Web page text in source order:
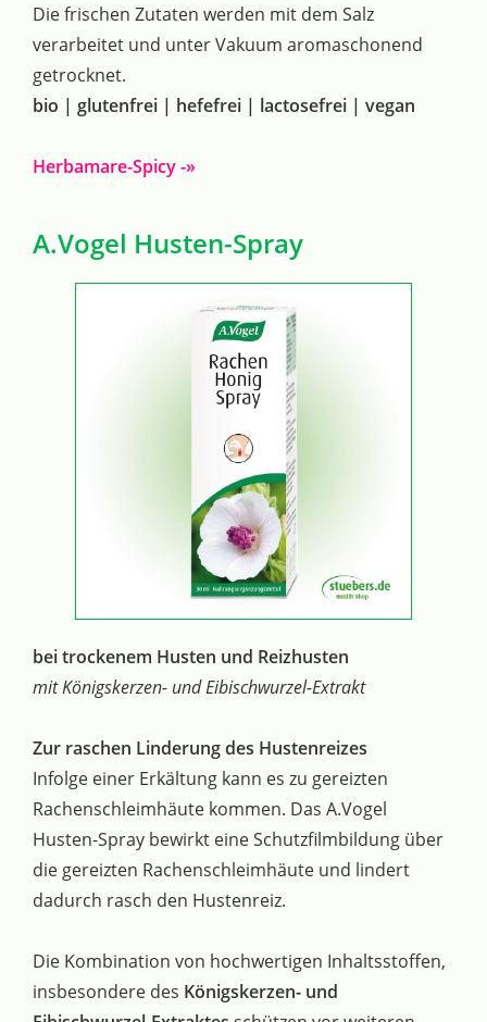
Die frischen Zutaten werden mit dem Salz
verarbeitet und unter Vakuum aromaschonend
getrocknet.
bio | glutenfrei | hefefrei | lactosefrei | vegan
Herbamare-Spicy -»
A.Vogel Husten-Spray
bei trockenem Husten und Reizhusten
mit Königskerzen- und Eibischwurzel-Extrakt
Zur raschen Linderung des Hustenreizes
Infolge einer Erkältung kann es zu gereizten
Rachenschleimhäute kommen. Das A.Vogel
Husten-Spray bewirkt eine Schutzfilmbildung über
die gereizten Rachenschleimhäute und lindert
dadurch rasch den Hustenreiz.
Die Kombination von hochwertigen Inhaltsstoffen,
insbesondere des Königskerzen- und